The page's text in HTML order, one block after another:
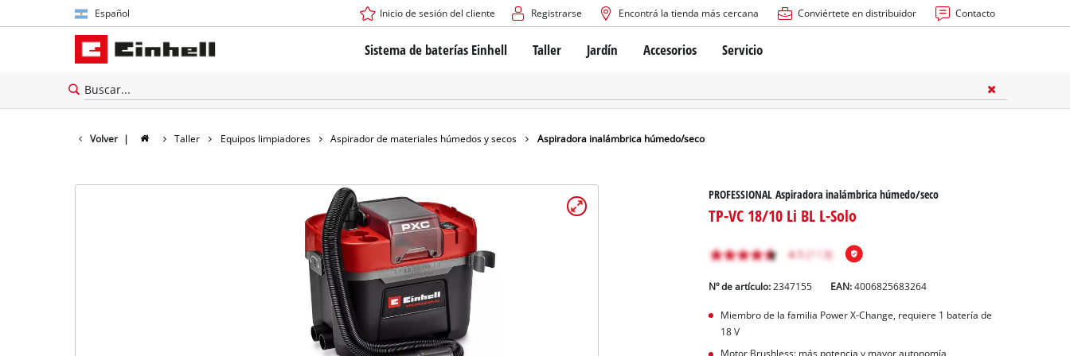
Español
Español
English
Inicio de sesión del cliente Registrarse Encontrá la tienda más cercana Conviértete en distribuidor Contacto
Sistema de baterías Einhell
El sistema de baterías Power X-Change
Sobre Einhell PROFESSIONAL
Todos los dispositivos PROFESSIONAL
Herramientas eléctricas PROFESSIONAL
Herramientas de jardín PROFESSIONAL
Taller
Atornilladores inalámbricos
Taladros de columna
Routers para madera
Jardín
Cortadoras de césped a batería
Cortadoras de césped manuales
Accesorios Servicio
Volver | Taller Equipos limpiadores Aspirador de materiales húmedos y secos Aspiradora inalámbrica húmedo/seco
PROFESSIONAL Aspiradora inalámbrica húmedo/seco
TP-VC 18/10 Li BL L-Solo
Nº de artículo: 2347155 EAN:4006825683264
Miembro de la familia Power X-Change, requiere 1 batería de
18 V
Motor Brushless: más potencia y mayor autonomía